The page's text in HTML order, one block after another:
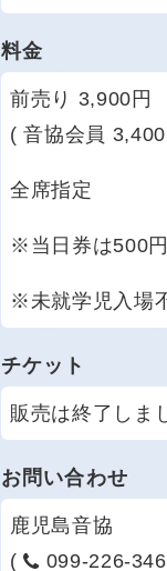
料金
前売り 3,900円
( 音協会員
全席指定
※当日券は500
※未就学児入場
チケット
販売は終了しま
お問い合わせ
鹿児島音協
(
099-226-